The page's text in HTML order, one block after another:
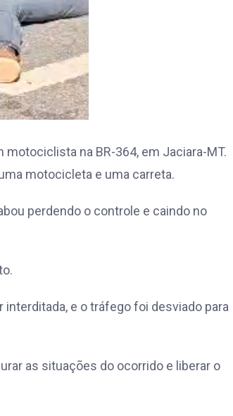
na BR-364, em Jaciara-MT.
motocicleta e uma carreta.
perdendo o controle e caindo no
e o tráfego foi desviado para
as situações do ocorrido e liberar o